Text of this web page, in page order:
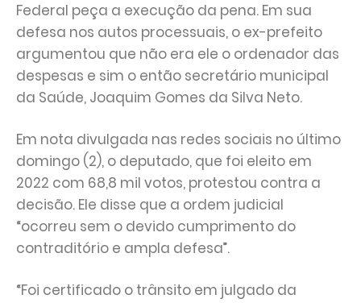
Federal peça a execução da pena. Em sua
defesa nos autos processuais, o ex-prefeito
argumentou que não era ele o ordenador das
despesas e sim o então secretário municipal
da Saúde, Joaquim Gomes da Silva Neto.
Em nota divulgada nas redes sociais no último
domingo (2), o deputado, que foi eleito em
2022 com 68,8 mil votos, protestou contra a
decisão. Ele disse que a ordem judicial
“ocorreu sem o devido cumprimento do
contraditório e ampla defesa”.
“Foi certificado o trânsito em julgado da